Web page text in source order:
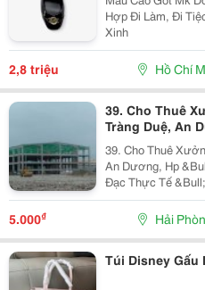
Hợp Đi Làm, Đi
Xinh
2,8 triệu Hồ Chí
39. Cho Thuê
Tràng Duệ, An
39. Cho Thuê
An Dương, Hp
Đạc Thực Tế
Pccc Tự Động,
Usd/ M2/ Tháng
5.000₫ Hải
Túi Disney Gấu